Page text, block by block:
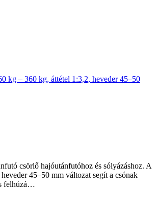
csörlő hajóutánfutóhoz és sólyázáshoz. A
45–50 mm változat segít a csónak
felhúzá…